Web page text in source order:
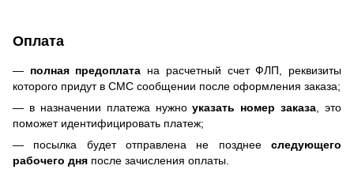
Оплата
— полная предоплата на расчетный счет ФЛП, реквизиты
которого придут в СМС сообщении после оформления заказа;
— в назначении платежа нужноуказать номер заказа, это
поможет идентифицировать платеж;
— посылка будет отправлена не позднее следующего
рабочего дня после зачисления оплаты.